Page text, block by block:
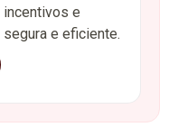
e
e eficiente.